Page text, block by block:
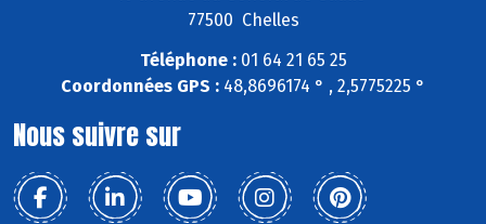
77500 Chelles
Téléphone :01 64 21 65 25
Coordonnées GPS : 48,8696174 ° , 2,5775225 °
Nous suivre sur